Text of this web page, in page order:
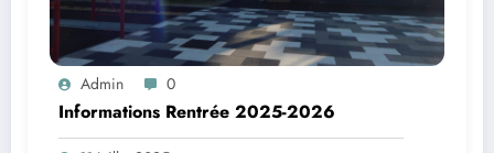
Admin 0
Informations Rentrée 2025-2026